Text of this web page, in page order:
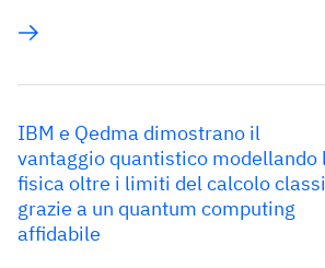
IBM e Qedma dimostrano il
vantaggio quantistico modellando
fisica oltre i limiti del calcolo
grazie a un quantum computing
affidabile